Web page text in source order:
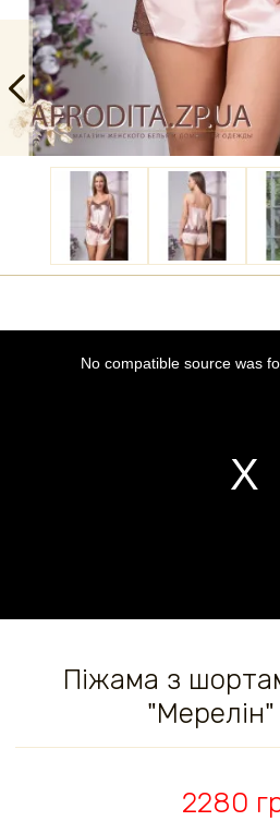
No compatible source was
Піжама з
2280